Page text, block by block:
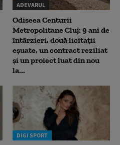
ADEVARUL
Odiseea Centurii
Metropolitane Cluj: 9 ani de
întârzieri, două licitații
eșuate, un contract reziliat
și un proiect luat din nou
la...
DIGI SPORT